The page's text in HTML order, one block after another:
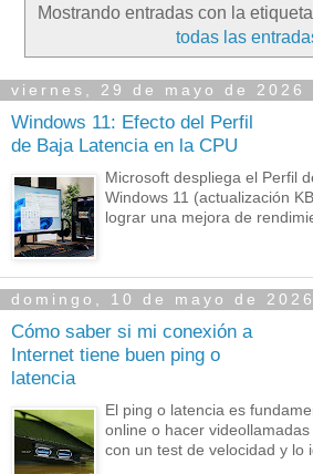
Mostrando entradas con la etiqueta
todas las
viernes, 29 de mayo de 2026
Windows 11: Efecto del Perfil
de Baja Latencia en la CPU
Microsoft despliega el Perfil
Windows 11 (actualización
lograr una mejora de
domingo, 10 de mayo de 2026
Cómo saber si mi conexión a
Internet tiene buen ping o
latencia
El ping o latencia es
online o hacer
con un test de velocidad y lo